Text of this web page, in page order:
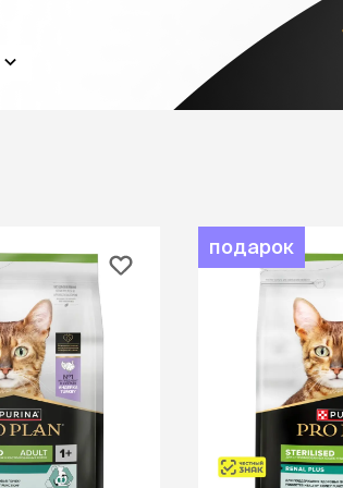
для
туалета
развивающие
Видеокамеры
Автоматический
Из натуральных
материалов
Игрушки с чипом
Интерактивные
Мячики для кошек
Развивающие
Дразнилки
Лазерные указки
подарок